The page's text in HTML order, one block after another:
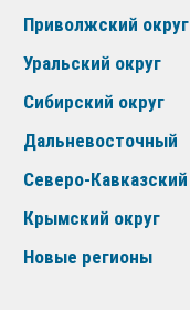
Приволжский округ
Уральский округ
Сибирский округ
Дальневосточный
Северо-Кавказский
Крымский округ
Новые регионы